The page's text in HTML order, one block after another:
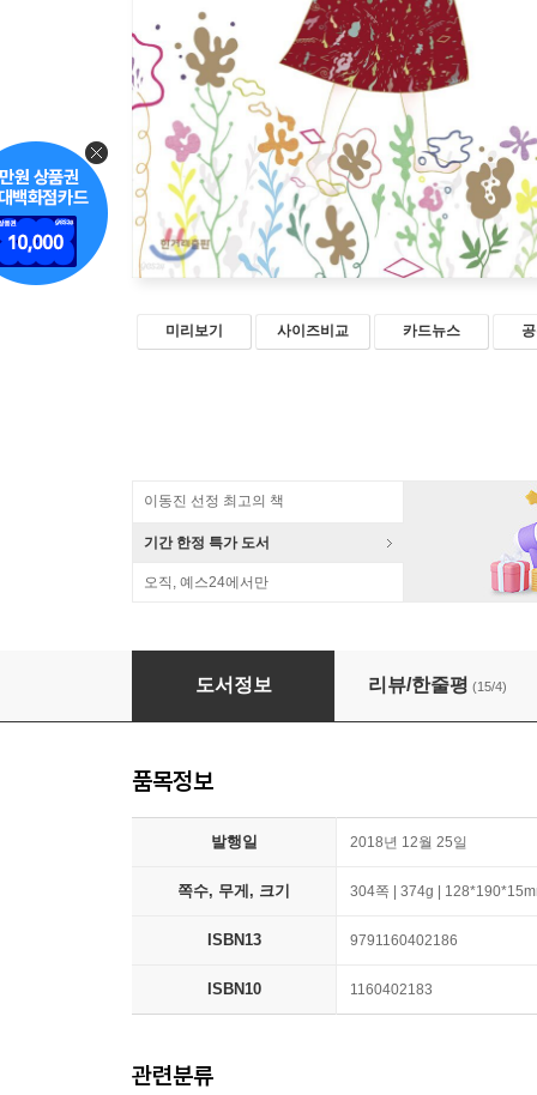
미리보기 사이즈비교 카드뉴스
이동진 선정 최고의 책
기간 한정 특가 도서
오직, 예스24에서만
담요와 책만 있다면
도서정보 리뷰/한줄평 (15/4)
품목정보
발행일 2018년 12월 25일
쪽수, 무게, 크기 304쪽 | 374g |
ISBN13 9791160402186
ISBN10 1160402183
관련분류